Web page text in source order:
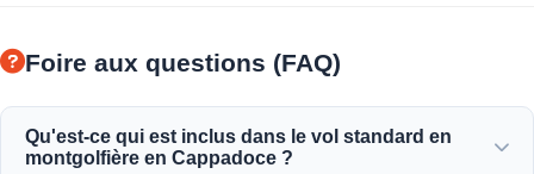
Foire aux questions (FAQ)
Qu'est-ce qui est inclus dans le vol standard en
montgolfière en Cappadoce ?